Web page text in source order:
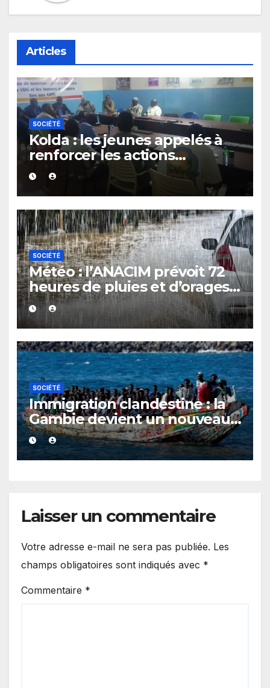
Articles
SOCIÉTÉ
Kolda : les jeunes appelés à
renforcer les actions
communautaires pendant les
vacances
SOCIÉTÉ
Météo : l’ANACIM prévoit 72
heures de pluies et d’orages
sur plusieurs régions du
Sénégal
SOCIÉTÉ
Immigration clandestine : la
Gambie devient un nouveau
point de départ de la route
atlantique, le Sénégal et
l’Espagne en alerte
Laisser un commentaire
Votre adresse e-mail ne sera pas publiée. Les
champs obligatoires sont indiqués avec *
Commentaire *